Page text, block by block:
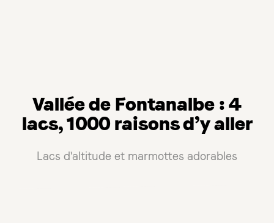
Vallée de Fontanalbe : 4
lacs, 1000 raisons d’y aller
Lacs d'altitude et marmottes adorables